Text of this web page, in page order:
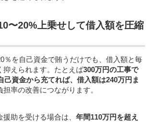
〜20%上乗せして借入額を圧縮
％を自己資金で賄うだけでも、借入額と毎
抑えられます。たとえば300万円の工事で
己資金から充てれば、借入額は240万円ま
担率の改善につながります。
助を受ける場合は、 年間110万円を超え